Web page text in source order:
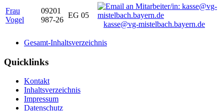
Frau
Vogel
09201
987-26
EG 05
kasse@vg-mistelbach.bayern.de
Gesamt-Inhaltsverzeichnis
Quicklinks
Kontakt
Inhaltsverzeichnis
Impressum
Datenschutz